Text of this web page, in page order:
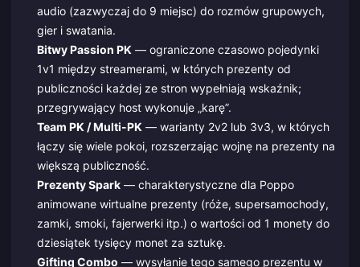
audio (zazwyczaj do 9 miejsc) do rozmów grupowych,
gier i swatania.
Bitwy Passion PK — ograniczone czasowo pojedynki
1v1 między streamerami, w których prezenty od
publiczności każdej ze stron wypełniają wskaźnik;
przegrywający host wykonuje „karę”.
Team PK / Multi-PK — warianty 2v2 lub 3v3, w których
łączy się wiele pokoi, rozszerzając wojnę na prezenty na
większą publiczność.
Prezenty Spark— charakterystyczne dla Poppo
animowane wirtualne prezenty (róże, supersamochody,
zamki, smoki, fajerwerki itp.) o wartości od 1 monety do
dziesiątek tysięcy monet za sztukę.
Gifting Combo — wysyłanie tego samego prezentu w